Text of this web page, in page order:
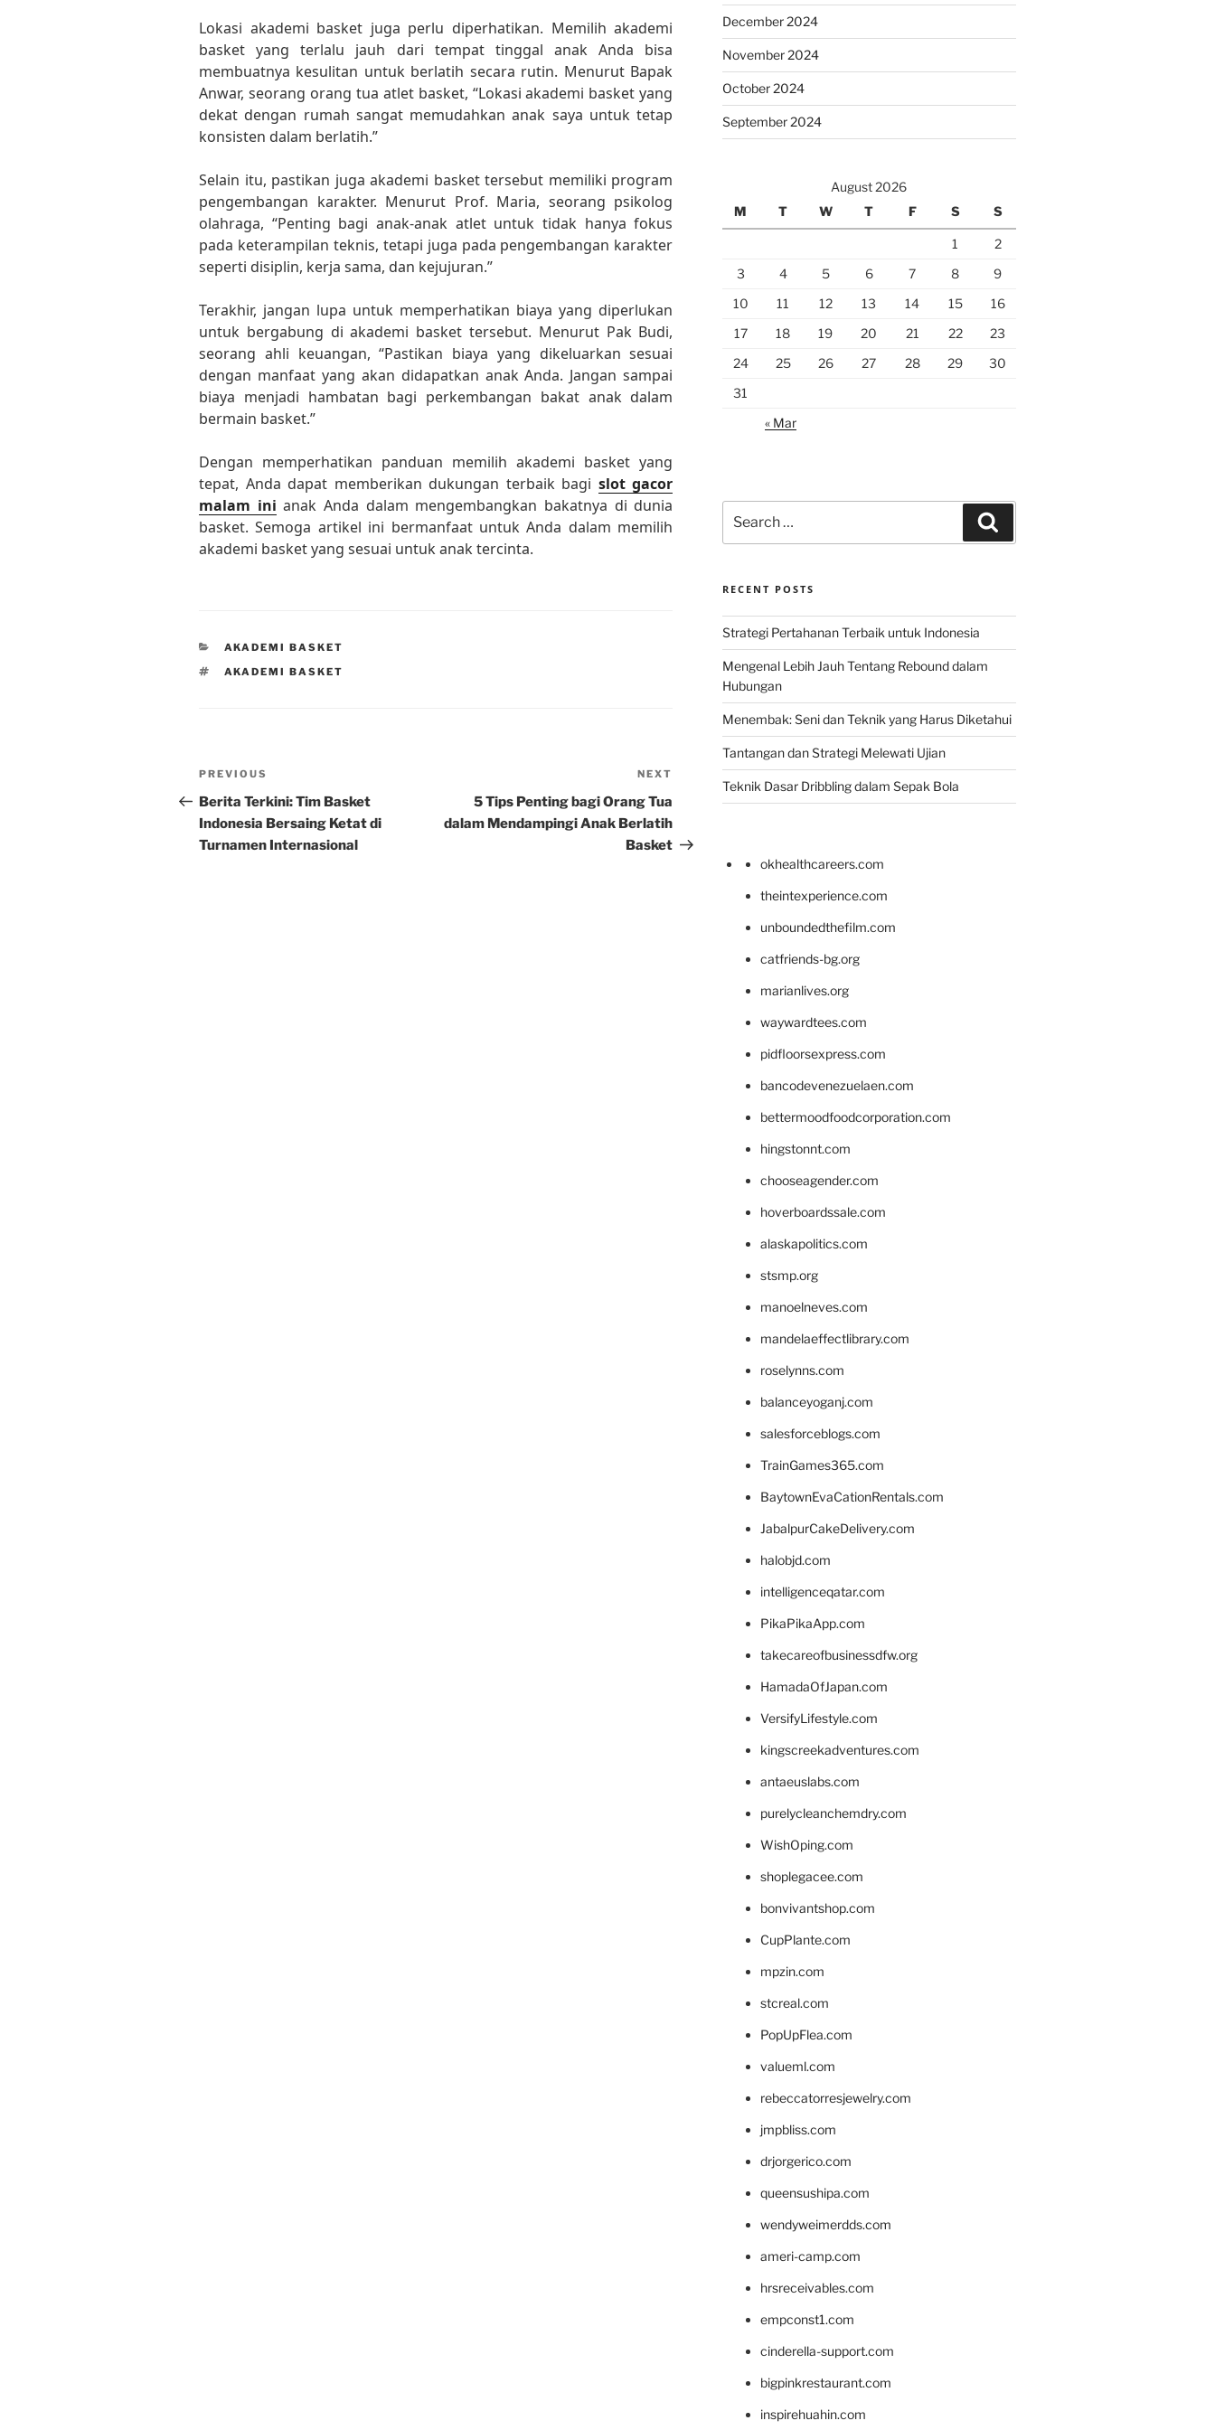
Lokasi akademi basket juga perlu diperhatikan. Memilih akademi
basket yang terlalu jauh dari tempat tinggal anak Anda bisa
membuatnya kesulitan untuk berlatih secara rutin. Menurut Bapak
Anwar, seorang orang tua atlet basket, “Lokasi akademi basket yang
dekat dengan rumah sangat memudahkan anak saya untuk tetap
konsisten dalam berlatih.”
Selain itu, pastikan juga akademi basket tersebut memiliki program
pengembangan karakter. Menurut Prof. Maria, seorang psikolog
olahraga, “Penting bagi anak-anak atlet untuk tidak hanya fokus
pada keterampilan teknis, tetapi juga pada pengembangan karakter
seperti disiplin, kerja sama, dan kejujuran.”
Terakhir, jangan lupa untuk memperhatikan biaya yang diperlukan
untuk bergabung di akademi basket tersebut. Menurut Pak Budi,
seorang ahli keuangan, “Pastikan biaya yang dikeluarkan sesuai
dengan manfaat yang akan didapatkan anak Anda. Jangan sampai
biaya menjadi hambatan bagi perkembangan bakat anak dalam
bermain basket.”
Dengan memperhatikan panduan memilih akademi basket yang
tepat, Anda dapat memberikan dukungan terbaik bagi slot gacor
malam ini anak Anda dalam mengembangkan bakatnya di dunia
basket. Semoga artikel ini bermanfaat untuk Anda dalam memilih
akademi basket yang sesuai untuk anak tercinta.
CATEGORIES
AKADEMI BASKET
TAGS
AKADEMI BASKET
Post
navigation
Previous
Post
PREVIOUS
Berita Terkini: Tim Basket
Indonesia Bersaing Ketat di
Turnamen Internasional
NEXT
5 Tips Penting bagi Orang Tua
dalam Mendampingi Anak Berlatih
Basket
December 2024
November 2024
October 2024
September 2024
August 2026
M
T W T F S S
1
2
3
4 5 6 7 8
9
10
11 12 13 14 15
16
17
18 19 20 21 22
23
24
25 26 27 28 29
30
31
« Mar
for:
RECENT POSTS
Strategi Pertahanan Terbaik untuk Indonesia
Mengenal Lebih Jauh Tentang Rebound dalam
Hubungan
Menembak: Seni dan Teknik yang Harus Diketahui
Tantangan dan Strategi Melewati Ujian
Teknik Dasar Dribbling dalam Sepak Bola
okhealthcareers.com
theintexperience.com
unboundedthefilm.com
catfriends-bg.org
marianlives.org
waywardtees.com
pidfloorsexpress.com
bancodevenezuelaen.com
bettermoodfoodcorporation.com
hingstonnt.com
chooseagender.com
hoverboardssale.com
alaskapolitics.com
stsmp.org
manoelneves.com
mandelaeffectlibrary.com
roselynns.com
balanceyoganj.com
salesforceblogs.com
TrainGames365.com
BaytownEvaCationRentals.com
JabalpurCakeDelivery.com
halobjd.com
intelligenceqatar.com
PikaPikaApp.com
takecareofbusinessdfw.org
HamadaOfJapan.com
VersifyLifestyle.com
kingscreekadventures.com
antaeuslabs.com
purelycleanchemdry.com
WishOping.com
shoplegacee.com
bonvivantshop.com
CupPlante.com
mpzin.com
stcreal.com
PopUpFlea.com
valueml.com
rebeccatorresjewelry.com
jmpbliss.com
drjorgerico.com
queensushipa.com
wendyweimerdds.com
ameri-camp.com
hrsreceivables.com
empconst1.com
cinderella-support.com
bigpinkrestaurant.com
inspirehuahin.com